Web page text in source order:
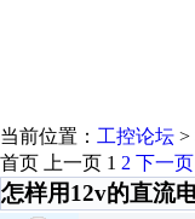
当前位置： 工控论坛 >
首页 上一页 1 2 下一页
怎样用12v的直流